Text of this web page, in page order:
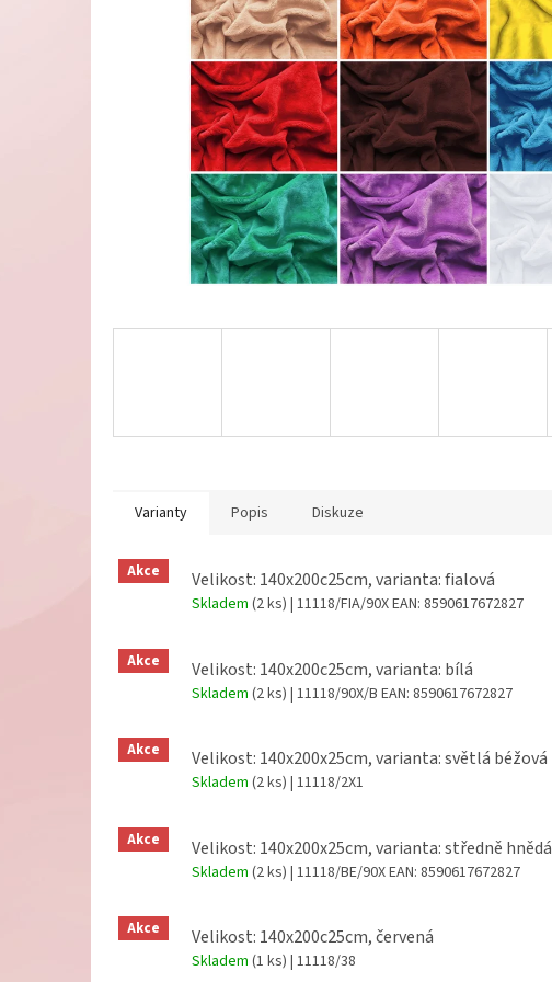
Varianty Popis Diskuze
Akce Velikost: 140x200c25cm, varianta: fialová
Skladem (2 ks) | 11118/FIA/90XEAN: 8590617672827
Akce Velikost: 140x200c25cm, varianta: bílá
Skladem (2 ks) | 11118/90X/B EAN: 8590617672827
Akce Velikost: 140x200x25cm, varianta: světlá béžová
Skladem (2 ks) | 11118/2X1
Akce Velikost: 140x200x25cm, varianta: středně hnědá
Skladem (2 ks) | 11118/BE/90XEAN: 8590617672827
Akce Velikost: 140x200c25cm, červená
Skladem (1 ks) | 11118/38